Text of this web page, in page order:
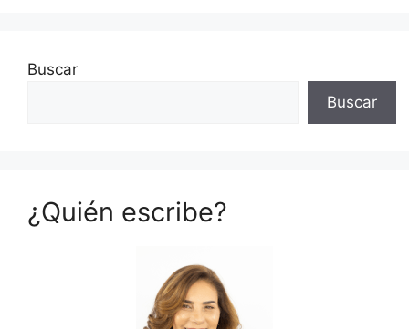
Buscar
Buscar
¿Quién escribe?